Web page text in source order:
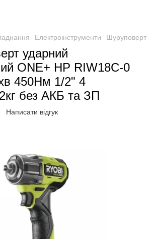
Електроінструменти
ударний
ONE+ HP RIW18C-0
450Нм 1/2" 4
без АКБ та ЗП
Написати відгук